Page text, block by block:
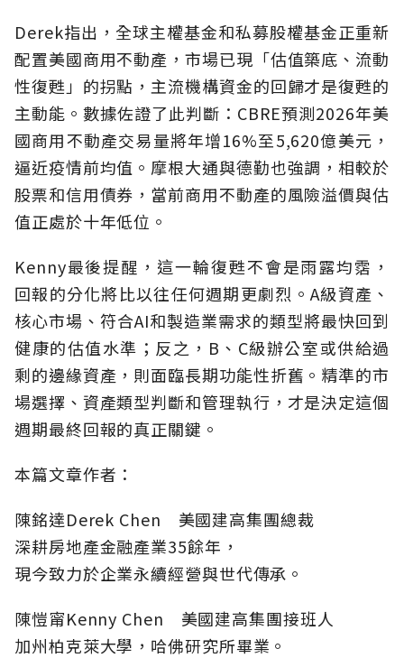
Derek指出，全球主權基金和私募股權基金正重新
配置美國商用不動產，市場已現「估值築底、流動
性復甦」的拐點，主流機構資金的回歸才是復甦的
主動能。數據佐證了此判斷：CBRE預測2026年美
國商用不動產交易量將年增16%至5,620億美元，
逼近疫情前均值。摩根大通與德勤也強調，相較於
股票和信用債券，當前商用不動產的風險溢價與估
值正處於十年低位。
Kenny最後提醒，這一輪復甦不會是雨露均霑，
回報的分化將比以往任何週期更劇烈。A級資產、
核心市場、符合AI和製造業需求的類型將最快回到
健康的估值水準；反之，B、C級辦公室或供給過
剩的邊緣資產，則面臨長期功能性折舊。精準的市
場選擇、資產類型判斷和管理執行，才是決定這個
週期最終回報的真正關鍵。
本篇文章作者：
陳銘達Derek Chen 美國建高集團總裁
深耕房地產金融產業35餘年，
現今致力於企業永續經營與世代傳承。
陳愷甯Kenny Chen 美國建高集團接班人
加州柏克萊大學，哈佛研究所畢業。